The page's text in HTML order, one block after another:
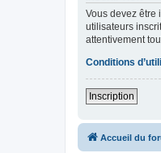
Vous devez être
utilisateurs
attentivement
Conditions
Inscription
Accueil du